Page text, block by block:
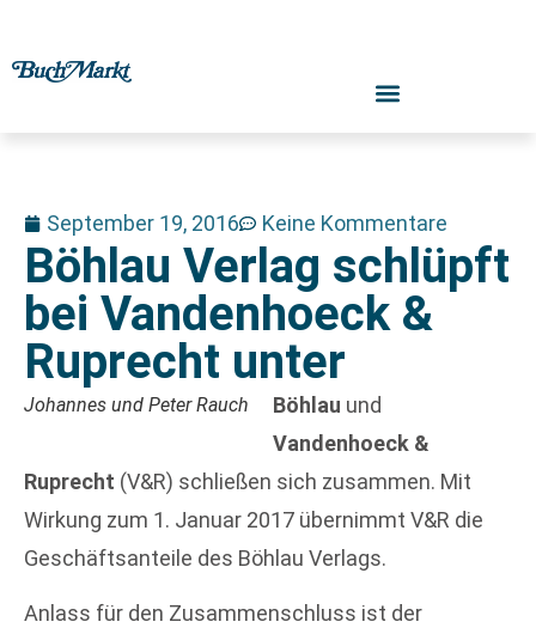
September 19, 2016 Keine Kommentare
Böhlau Verlag schlüpft
bei Vandenhoeck &
Ruprecht unter
Johannes und Peter Rauch Böhlau und
Vandenhoeck &
Ruprecht (V&R) schließen sich zusammen. Mit
Wirkung zum 1. Januar 2017 übernimmt V&R die
Geschäftsanteile des Böhlau Verlags.
Anlass für den Zusammenschluss ist der